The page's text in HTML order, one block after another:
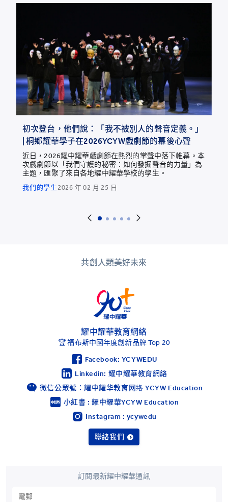
初次登台，他們說：「我不被別人的聲音定義。」
| 桐鄉耀華學子在2026YCYW戲劇節的幕後心聲
近日，2026耀中耀華戲劇節在熱烈的掌聲中落下帷幕。本
次戲劇節以「我們守護的秘密：如何發掘聲音的力量」為
主題，匯聚了來自各地耀中耀華學校的學生。
我們的學生 2026 年 02 月 25 日
共創人類美好未來
耀中耀華教育網絡
🏆 福布斯中國年度創新品牌 Top 20
Facebook: YCYWEDU
Linkedin: 耀中耀華教育網絡
微信公眾號：耀中耀华教育网络 YCYW Education
小紅書 : 耀中耀華YCYW Education
Instagram : ycywedu
聯絡我們
訂閱最新耀中耀華通訊